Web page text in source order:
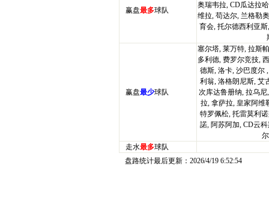
赢盘最多球队
奥瑞韦拉, CD瓜达拉
维拉, 苟达尔, 兰格勒
育会, 托尔德西利亚
赢盘最少球队
塞尔塔, 莱万特, 拉斯
多利德, 费罗尔竞技,
德斯, 洛卡, 沙巴度尔
利翁, 洛格朗尼斯, 艾
次库达鲁册纳, 拉乌
拉, 拿萨拉, 皇家阿维
特罗佩松, 托雷莫利
諾, 阿苏阿加, CD云
走水最多球队
盘路统计最后更新： 2026/4/19 6:52:54